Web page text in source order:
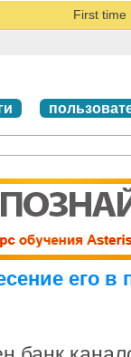
First time
его в